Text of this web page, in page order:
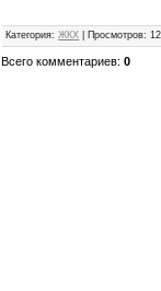
Категория:ЖКХ Просмотров:
Всего комментариев:0